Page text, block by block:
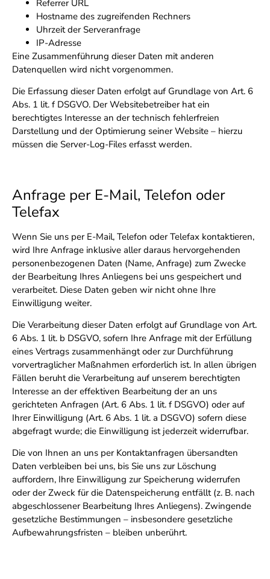
Referrer URL
Hostname des zugreifenden Rechners
Uhrzeit der Serveranfrage
IP-Adresse
Eine Zusammenführung dieser Daten mit anderen
Datenquellen wird nicht vorgenommen.
Die Erfassung dieser Daten erfolgt auf Grundlage von Art. 6
Abs. 1 lit. f DSGVO. Der Websitebetreiber hat ein
berechtigtes Interesse an der technisch fehlerfreien
Darstellung und der Optimierung seiner Website – hierzu
müssen die Server-Log-Files erfasst werden.
Anfrage per E-Mail, Telefon oder
Telefax
Wenn Sie uns per E-Mail, Telefon oder Telefax kontaktieren,
wird Ihre Anfrage inklusive aller daraus hervorgehenden
personenbezogenen Daten (Name, Anfrage) zum Zwecke
der Bearbeitung Ihres Anliegens bei uns gespeichert und
verarbeitet. Diese Daten geben wir nicht ohne Ihre
Einwilligung weiter.
Die Verarbeitung dieser Daten erfolgt auf Grundlage von Art.
6 Abs. 1 lit. b DSGVO, sofern Ihre Anfrage mit der Erfüllung
eines Vertrags zusammenhängt oder zur Durchführung
vorvertraglicher Maßnahmen erforderlich ist. In allen übrigen
Fällen beruht die Verarbeitung auf unserem berechtigten
Interesse an der effektiven Bearbeitung der an uns
gerichteten Anfragen (Art. 6 Abs. 1 lit. f DSGVO) oder auf
Ihrer Einwilligung (Art. 6 Abs. 1 lit. a DSGVO) sofern diese
abgefragt wurde; die Einwilligung ist jederzeit widerrufbar.
Die von Ihnen an uns per Kontaktanfragen übersandten
Daten verbleiben bei uns, bis Sie uns zur Löschung
auffordern, Ihre Einwilligung zur Speicherung widerrufen
oder der Zweck für die Datenspeicherung entfällt (z. B. nach
abgeschlossener Bearbeitung Ihres Anliegens). Zwingende
gesetzliche Bestimmungen – insbesondere gesetzliche
Aufbewahrungsfristen – bleiben unberührt.